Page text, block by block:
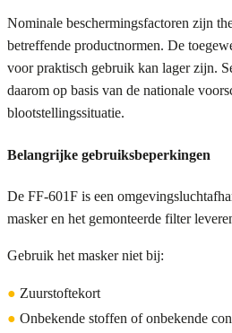
Nominale beschermingsfactoren zijn
betreffende productnormen. De
voor praktisch gebruik kan lager zijn.
daarom op basis van de nationale
blootstellingssituatie.
Belangrijke gebruiksbeperkingen
De FF-601F is een
masker en het gemonteerde filter
Gebruik het masker niet bij:
● Zuurstoftekort
● Onbekende stoffen of onbekende